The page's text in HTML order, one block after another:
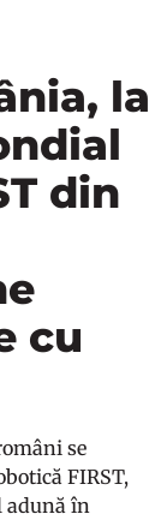
la
din
cu
se
FIRST,
adună în